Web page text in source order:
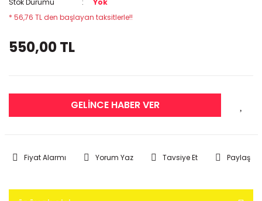
Stok Durumu
Yok
* 56,76 TL den başlayan taksitlerle!!
550,00 TL
GELİNCE HABER VER
Fiyat Alarmı Yorum Yaz Tavsiye Et Paylaş